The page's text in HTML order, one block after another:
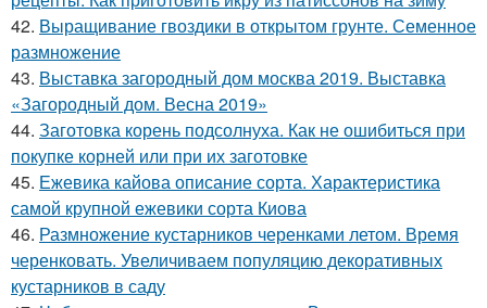
42. Выращивание гвоздики в открытом грунте. Семенное
размножение
43. Выставка загородный дом москва 2019. Выставка
«Загородный дом. Весна 2019»
44. Заготовка корень подсолнуха. Как не ошибиться при
покупке корней или при их заготовке
45. Ежевика кайова описание сорта. Характеристика
самой крупной ежевики сорта Киова
46. Размножение кустарников черенками летом. Время
черенковать. Увеличиваем популяцию декоративных
кустарников в саду